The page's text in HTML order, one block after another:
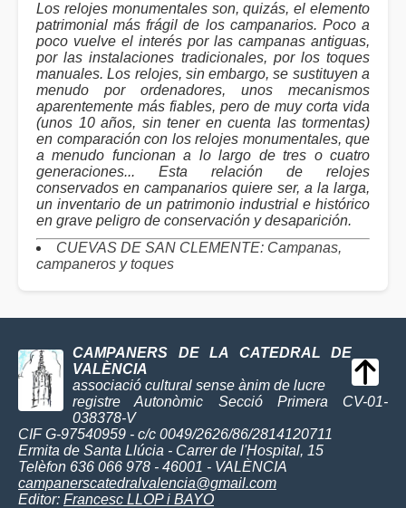
Los relojes monumentales son, quizás, el elemento
patrimonial más frágil de los campanarios. Poco a
poco vuelve el interés por las campanas antiguas,
por las instalaciones tradicionales, por los toques
manuales. Los relojes, sin embargo, se sustituyen a
menudo por ordenadores, unos mecanismos
aparentemente más fiables, pero de muy corta vida
(unos 10 años, sin tener en cuenta las tormentas)
en comparación con los relojes monumentales, que
a menudo funcionan a lo largo de tres o cuatro
generaciones... Esta relación de relojes
conservados en campanarios quiere ser, a la larga,
un inventario de un patrimonio industrial e histórico
en grave peligro de conservación y desaparición.
CUEVAS DE SAN CLEMENTE: Campanas,
campaneros y toques
CAMPANERS DE LA CATEDRAL DE
VALÈNCIA
associació cultural sense ànim de lucre
registre Autonòmic Secció Primera CV-01-
038378-V
CIF G-97540959 - c/c 0049/2626/86/2814120711
Ermita de Santa Llúcia - Carrer de l'Hospital, 15
Telèfon 636 066 978 - 46001 - VALÈNCIA
campanerscatedralvalencia@gmail.com
Editor: Francesc LLOP i BAYO